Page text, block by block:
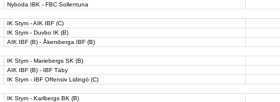
Nyboda IBK - FBC Sollentuna
IK Stym - AIK IBF (C)
IK Stym - Duvbo IK (B)
AIK IBF (B) - Åkersberga IBF (B)
IK Stym - Mariebergs SK (B)
AIK IBF (B) - IBF Täby
IK Stym - IBF Offensiv Lidingö (C)
IK Stym - Karlbergs BK (B)